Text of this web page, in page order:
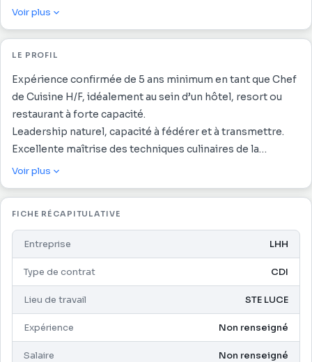
Vous serez pré curseur d'une nouvelle dynamique au sein
de proposition en partant de la disposition du restaurant à
la proposition de nouvelles recettes.
Rattaché à la Direction, vous serez garant de la qualité de
l’offre de restauration et du bon fonctionnement de la
cuisine.
À ce titre, vos missions principales seront :- Élaborer une
carte attractive en lien avec l’identité de l’établissement
matière
- Veiller au respect strict des normes d’hygiène et de
sécurité
- Participer à l’amélioration continue de l’expérience
client
- Contribuer au développement de la notoriété culinaire
du site
Voir plus
LE PROFIL
Expérience confirmée de 5 ans minimum en tant que Chef
de Cuisine H/F, idéalement au sein d’un hôtel, resort ou
restaurant à forte capacité.
Leadership naturel, capacité à fédérer et à transmettre.
Excellente maîtrise des techniques culinaires de la
gastronomie locale et française et sens aigu de la qualité.
Voir plus
FICHE RÉCAPITULATIVE
Entreprise LHH
Type de contrat CDI
Lieu de travail STE LUCE
Expérience Non renseigné
Salaire Non renseigné